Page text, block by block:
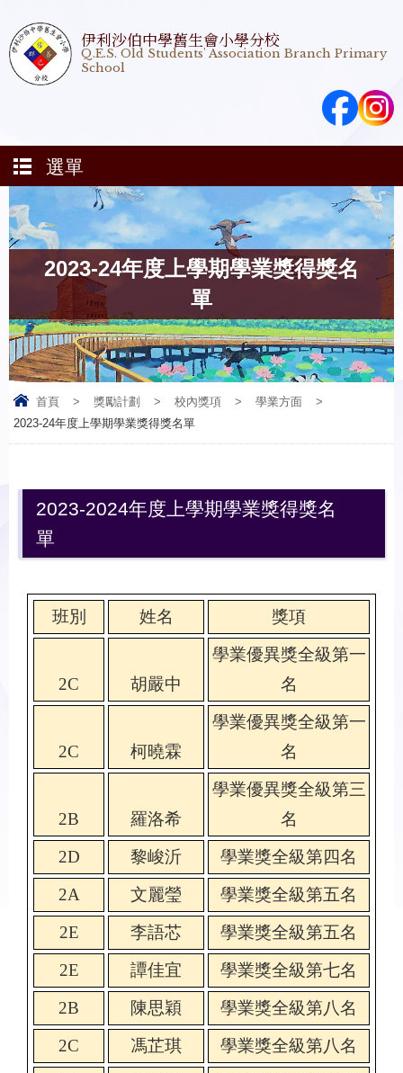
伊利沙伯中學舊生會小學分校
Q.E.S. Old Students' Association Branch Primary
School
選單
2023-24年度上學期學業獎得獎名
單
首頁 > 獎勵計劃 > 校內獎項 > 學業方面
>
2023-24年度上學期學業獎得獎名單
2023-2024年度上學期學業獎得獎名
單
班別 姓名 獎項
2C 胡嚴中
學業優異獎全級第一
名
2C 柯曉霖
學業優異獎全級第一
名
2B 羅洛希
學業優異獎全級第三
名
2D
黎峻沂
學業獎全級第四名
2A
文麗瑩
學業獎全級第五名
2E
李語芯
學業獎全級第五名
2E
譚佳宜
學業獎全級第七名
2B
陳思穎
學業獎全級第八名
2C
馮芷琪
學業獎全級第八名